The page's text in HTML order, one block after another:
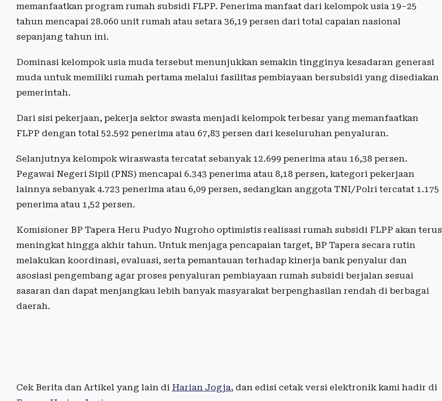
memanfaatkan program rumah subsidi FLPP. Penerima manfaat dari kelompok usia 19–25
tahun mencapai 28.060 unit rumah atau setara 36,19 persen dari total capaian nasional
sepanjang tahun ini.
Dominasi kelompok usia muda tersebut menunjukkan semakin tingginya kesadaran generasi
muda untuk memiliki rumah pertama melalui fasilitas pembiayaan bersubsidi yang disediakan
pemerintah.
Dari sisi pekerjaan, pekerja sektor swasta menjadi kelompok terbesar yang memanfaatkan
FLPP dengan total 52.592 penerima atau 67,83 persen dari keseluruhan penyaluran.
Selanjutnya kelompok wiraswasta tercatat sebanyak 12.699 penerima atau 16,38 persen.
Pegawai Negeri Sipil (PNS) mencapai 6.343 penerima atau 8,18 persen, kategori pekerjaan
lainnya sebanyak 4.723 penerima atau 6,09 persen, sedangkan anggota TNI/Polri tercatat 1.175
penerima atau 1,52 persen.
Komisioner BP Tapera Heru Pudyo Nugroho optimistis realisasi rumah subsidi FLPP akan terus
meningkat hingga akhir tahun. Untuk menjaga pencapaian target, BP Tapera secara rutin
melakukan koordinasi, evaluasi, serta pemantauan terhadap kinerja bank penyalur dan
asosiasi pengembang agar proses penyaluran pembiayaan rumah subsidi berjalan sesuai
sasaran dan dapat menjangkau lebih banyak masyarakat berpenghasilan rendah di berbagai
daerah.
Cek Berita dan Artikel yang lain di Harian Jogja, dan edisi cetak versi elektronik kami hadir di